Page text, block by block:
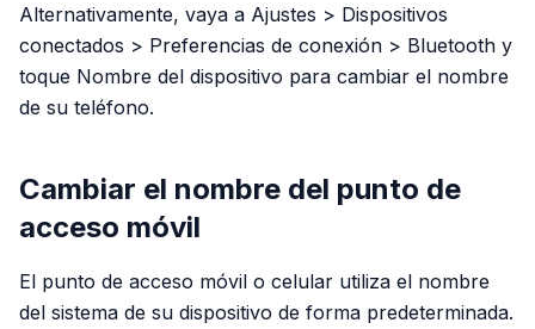
Alternativamente, vaya a Ajustes > Dispositivos
conectados > Preferencias de conexión > Bluetooth y
toque Nombre del dispositivo para cambiar el nombre
de su teléfono.
Cambiar el nombre del punto de
acceso móvil
El punto de acceso móvil o celular utiliza el nombre
del sistema de su dispositivo de forma predeterminada.